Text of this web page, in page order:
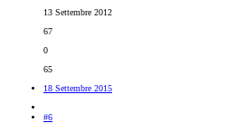
13 Settembre 2012
67
0
65
18 Settembre 2015
#6